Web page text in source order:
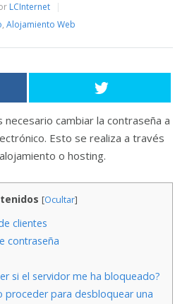
LCInternet
, Alojamiento Web
necesario cambiar la contraseña a
Esto se realiza a través
o hosting.
[Ocultar]
clientes
contraseña
si el servidor me ha bloqueado?
proceder para desbloquear una